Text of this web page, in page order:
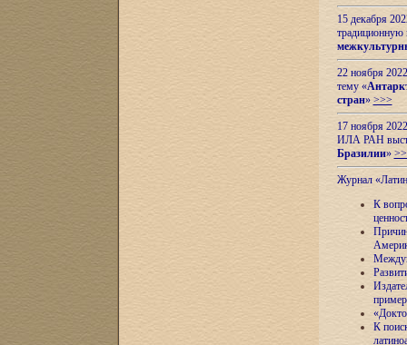
15 декабря
22 ноября
тему «
стран» >>>
17 ноября
ИЛА РАН
Бразилии»
Журнал
К
К